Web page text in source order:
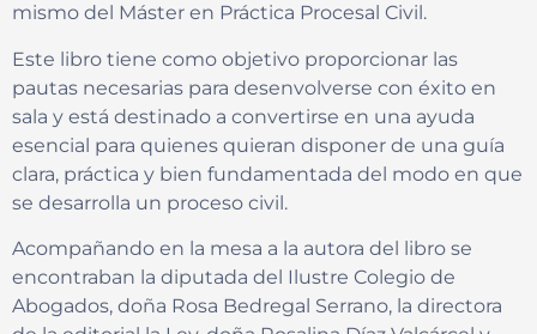
mismo del Máster en Práctica Procesal Civil.
Este libro tiene como objetivo proporcionar las
pautas necesarias para desenvolverse con éxito en
sala y está destinado a convertirse en una ayuda
esencial para quienes quieran disponer de una guía
clara, práctica y bien fundamentada del modo en que
se desarrolla un proceso civil.
Acompañando en la mesa a la autora del libro se
encontraban la diputada del Ilustre Colegio de
Abogados, doña Rosa Bedregal Serrano, la directora